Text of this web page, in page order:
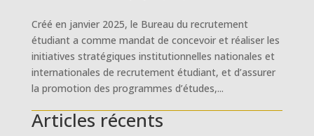
Créé en janvier 2025, le Bureau du recrutement
étudiant a comme mandat de concevoir et réaliser les
initiatives stratégiques institutionnelles nationales et
internationales de recrutement étudiant, et d’assurer
la promotion des programmes d’études,...
Articles récents